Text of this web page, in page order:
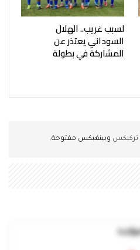
لسبب غريب.. الهلال
السوداني يعتذر عن
المشاركة في بطولة
تركبكس وبينغبكس مفتوحة.